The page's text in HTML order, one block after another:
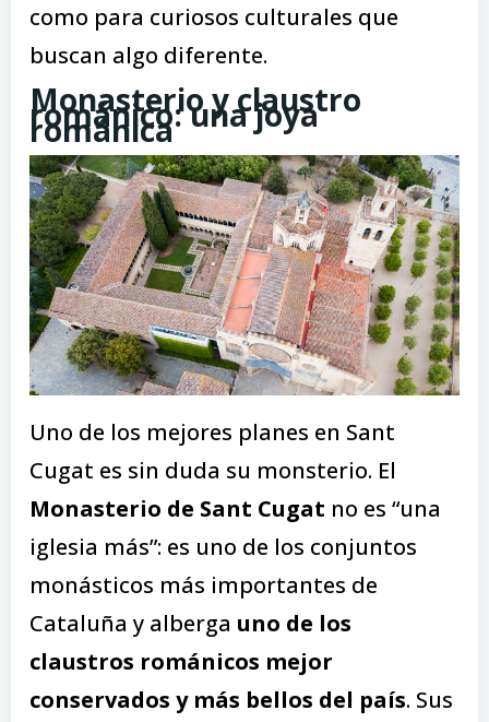
como para curiosos culturales que
buscan algo diferente.
Monasterio y claustro
románico: una joya
románica
Uno de los mejores planes en Sant
Cugat es sin duda su monsterio. El
Monasterio de Sant Cugat no es “una
iglesia más”: es uno de los conjuntos
monásticos más importantes de
Cataluña y alberga uno de los
claustros románicos mejor
conservados y más bellos del país. Sus